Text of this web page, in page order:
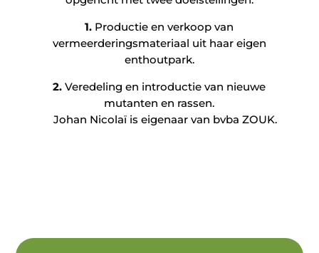
1. Productie en verkoop van
vermeerderingsmateriaal uit haar eigen
enthoutpark.
2. Veredeling en introductie van nieuwe
mutanten en rassen.
Johan Nicolaï is eigenaar van bvba ZOUK.